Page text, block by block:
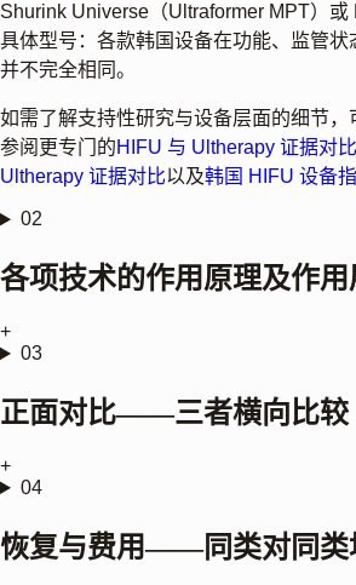
Shurink Universe（Ultraformer MPT）
具体型号：各款韩国设备在功能、监管状
并不完全相同。
如需了解支持性研究与设备层面的细节
参阅更专门的HIFU 与 Ultherapy 证据对比
Ultherapy 证据对比以及韩国 HIFU 设备
02
各项技术的作用原理及作用
+
03
正面对比——三者横向比较
+
04
恢复与费用——同类对同类